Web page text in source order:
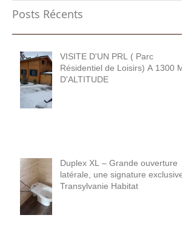
Posts Récents
VISITE D'UN PRL ( Parc
Résidentiel de Loisirs) A 1300 M
D'ALTITUDE
Duplex XL – Grande ouverture
latérale, une signature exclusive
Transylvanie Habitat